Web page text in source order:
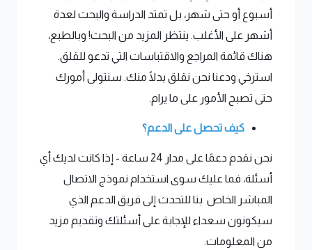
أسبوع أو حتى شهر، بل تمتد الدراسة والبحث لعدة
أشهر على الأغلب. ينتظر المزيد من البحث! وبالطبع،
هناك قائمة المراجع والاقتباسات التي تدعو للقلق.
استرخي ودعنا نحن نقلق بدلًا منك. سنتولى أمورك
حتى تصبح الأمور على ما يرام.
كيف تحصل على الدعم؟
نحن نقدم دعمًا على مدار 24 ساعة - إذا كانت لديك أي
أسئلة، فما عليك سوى استخدام نموذج الاتصال
المباشر الخاص بنا للتحدث إلى فريق الدعم الذي
سيكونون سعداء للإجابة على أسئلتك وتقديم مزيد
من المعلومات.